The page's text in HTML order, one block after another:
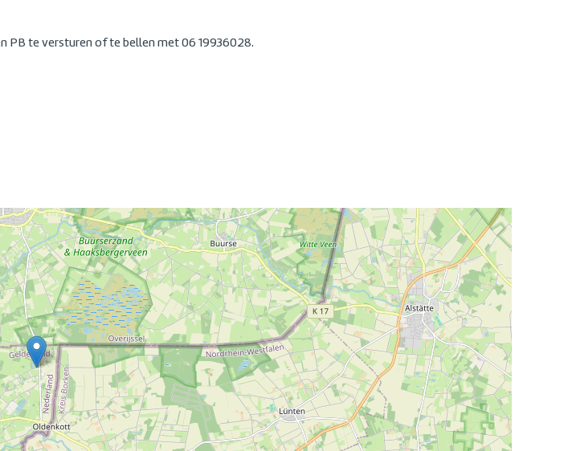
PB te versturen of te bellen met 06 19936028.